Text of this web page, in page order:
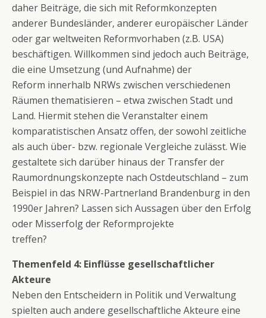
daher Beiträge, die sich mit Reformkonzepten
anderer Bundesländer, anderer europäischer Länder
oder gar weltweiten Reformvorhaben (z.B. USA)
beschäftigen. Willkommen sind jedoch auch Beiträge,
die eine Umsetzung (und Aufnahme) der
Reform innerhalb NRWs zwischen verschiedenen
Räumen thematisieren – etwa zwischen Stadt und
Land. Hiermit stehen die Veranstalter einem
komparatistischen Ansatz offen, der sowohl zeitliche
als auch über- bzw. regionale Vergleiche zulässt. Wie
gestaltete sich darüber hinaus der Transfer der
Raumordnungskonzepte nach Ostdeutschland – zum
Beispiel in das NRW-Partnerland Brandenburg in den
1990er Jahren? Lassen sich Aussagen über den Erfolg
oder Misserfolg der Reformprojekte
treffen?
Themenfeld 4: Einflüsse gesellschaftlicher
Akteure
Neben den Entscheidern in Politik und Verwaltung
spielten auch andere gesellschaftliche Akteure eine